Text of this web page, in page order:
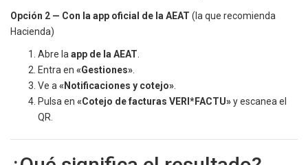
Opción 2 — Con la app oficial de la AEAT (la que recomienda
Hacienda)
Abre la app de la AEAT
Entra en «Gestiones»
Ve a «Notificaciones y cotejo»
Pulsa en «Cotejo de facturas VERI*FACTU»y escanea el
QR.